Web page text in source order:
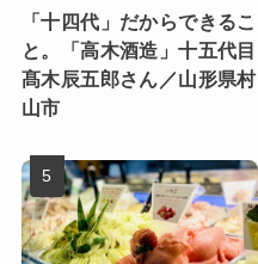
「十四代」だからできるこ
と。「高木酒造」十五代目
髙木辰五郎さん／山形県村
山市